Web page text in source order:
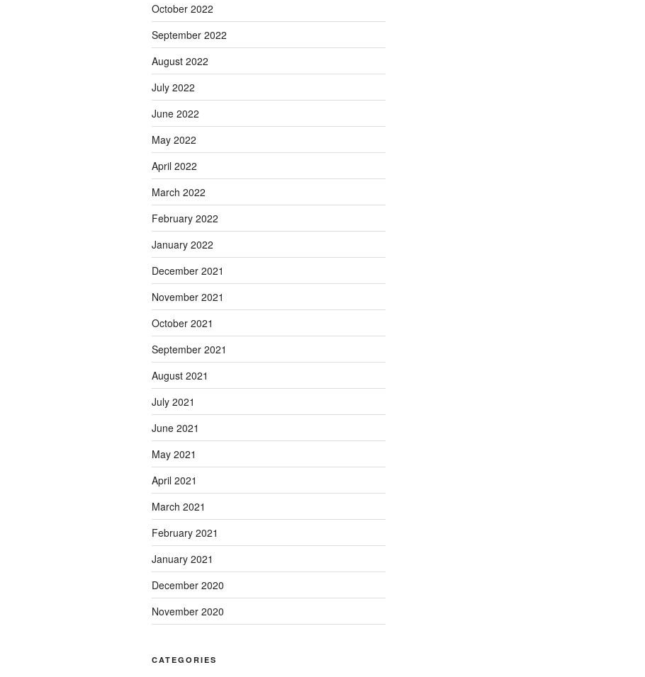
October 2022
September 2022
August 2022
July 2022
June 2022
May 2022
April 2022
March 2022
February 2022
January 2022
December 2021
November 2021
October 2021
September 2021
August 2021
July 2021
June 2021
May 2021
April 2021
March 2021
February 2021
January 2021
December 2020
November 2020
CATEGORIES